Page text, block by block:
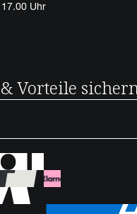
Uhr
Vorteile